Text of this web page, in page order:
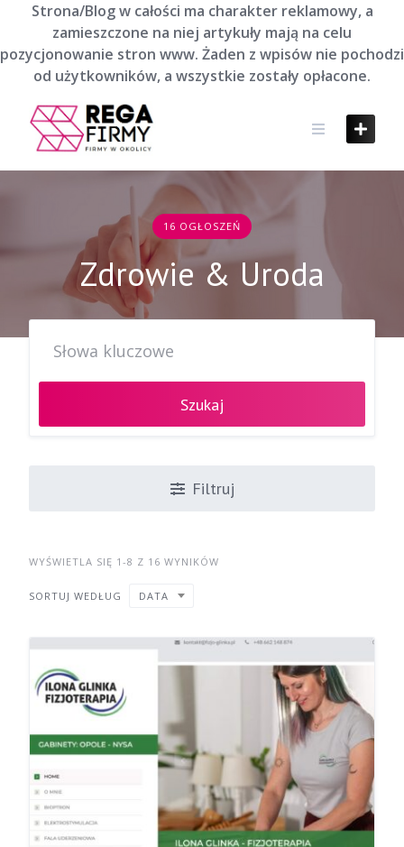
Strona/Blog w całości ma charakter reklamowy, a
zamieszczone na niej artykuły mają na celu
pozycjonowanie stron www. Żaden z wpisów nie pochodzi
od użytkowników, a wszystkie zostały opłacone.
content
16 OGŁOSZEŃ
Zdrowie & Uroda
Szukaj
Filtruj
WYŚWIETLA SIĘ 1-8 Z 16 WYNIKÓW
SORTUJ WEDŁUG DATA